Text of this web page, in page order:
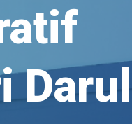
Darul